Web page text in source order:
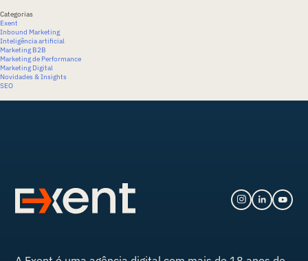
Categorias
Exent
Inbound Marketing
Inteligência artificial
Marketing B2B
Marketing de Performance
Marketing Digital
Novidades & Insights
SEO